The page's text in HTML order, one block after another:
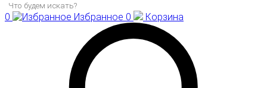
0 Избранное 0 Корзина